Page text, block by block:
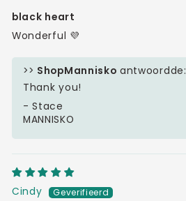
black heart
Wonderful 💜
>> ShopMannisko antwoordde:
Thank you!
- Stace
MANNISKO
Cindy